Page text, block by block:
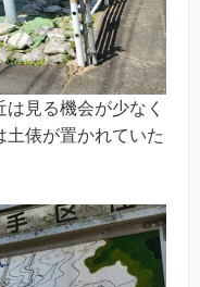
見る機会が少なく
土俵が置かれていた